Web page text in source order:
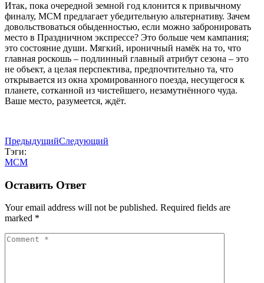
Итак, пока очередной земной год клонится к привычному
финалу, MCM предлагает убедительную альтернативу. Зачем
довольствоваться обыденностью, если можно забронировать
место в Праздничном экспрессе? Это больше чем кампания;
это состояние души. Мягкий, ироничный намёк на то, что
главная роскошь – подлинный главный атрибут сезона – это
не объект, а целая перспектива, предпочтительно та, что
открывается из окна хромированного поезда, несущегося к
планете, сотканной из чистейшего, незамутнённого чуда.
Ваше место, разумеется, ждёт.
ПредыдущийСледующий
Тэги:
MCM
Оставить Ответ
Your email address will not be published. Required fields are
marked *